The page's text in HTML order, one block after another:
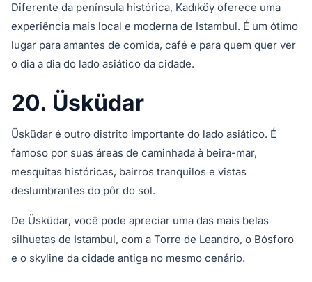
Diferente da península histórica, Kadıköy oferece uma
experiência mais local e moderna de Istambul. É um ótimo
lugar para amantes de comida, café e para quem quer ver
o dia a dia do lado asiático da cidade.
20. Üsküdar
Üsküdar é outro distrito importante do lado asiático. É
famoso por suas áreas de caminhada à beira-mar,
mesquitas históricas, bairros tranquilos e vistas
deslumbrantes do pôr do sol.
De Üsküdar, você pode apreciar uma das mais belas
silhuetas de Istambul, com a Torre de Leandro, o Bósforo
e o skyline da cidade antiga no mesmo cenário.